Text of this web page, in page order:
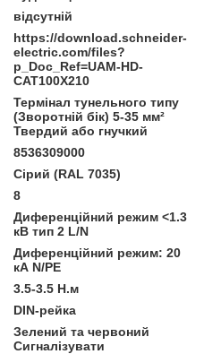
відсутній
https://download.schneider-
electric.com/files?
p_Doc_Ref=UAM-HD-
CAT100X210
Термінал тунельного типу
(Зворотній бік) 5-35 мм²
Твердий або гнучкий
8536309000
Сірий (RAL 7035)
8
Диференційний режим <1.3
кВ тип 2 L/N
Диференційний режим: 20
кА N/PE
3.5-3.5 Н.м
DIN-рейка
Зелений та червоний
Сигналізувати